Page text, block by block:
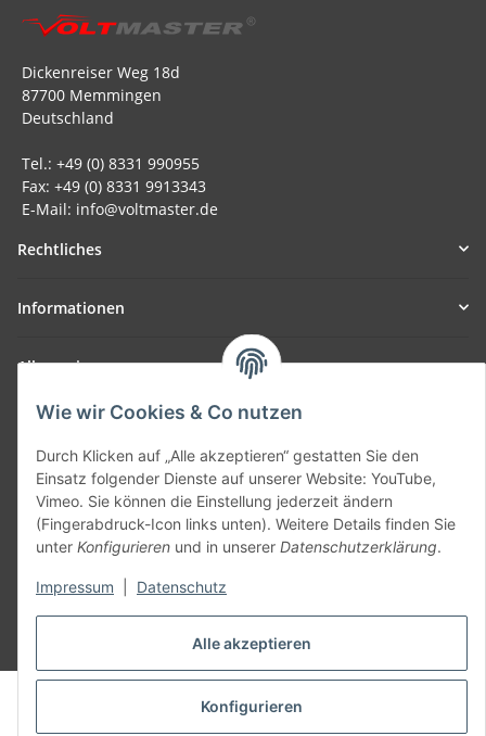
Alle akzeptieren
Konfigurieren
Wie wir Cookies & Co nutzen
Durch Klicken auf „Alle akzeptieren“ gestatten Sie den
Einsatz folgender Dienste auf unserer Website: YouTube,
Vimeo. Sie können die Einstellung jederzeit ändern
(Fingerabdruck-Icon links unten). Weitere Details finden Sie
unter Konfigurieren und in unserer Datenschutzerklärung.
Impressum Datenschutz
Dickenreiser Weg 18d
87700 Memmingen
Deutschland
Tel.: +49 (0) 8331 990955
Fax: +49 (0) 8331 9913343
E-Mail: info@voltmaster.de
Rechtliches
Informationen
Allgemein
Teil unseres Netzwerks:
SmoliTec - Safety. Simplified. Worldwide. ( B2B Shop )
Vertrag widerrufen
* Alle Preise inkl. gesetzlicher USt., zzgl.Versand
© voltmaster.de
Powered byJTL-Shop